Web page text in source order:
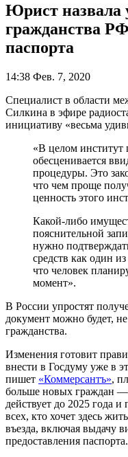
Юрист назвала
гражданства
паспорта
14:38 Фев. 7, 2020
Специалист в области
Силкина в эфире
инициативу «весьма
«В целом институт
обесценивается
процедуры. Это
что чем проще
ценность этого
Какой-либо
пояснительной
нужно
средств как один
что человек
момент».
В России упростят
документ можно будет,
гражданства.
Изменения готовит
внести в Госдуму уже в
пишет «Коммерсантъ»,
больше новых граждан
действует до 2025 года
всех, кто хочет здесь
въезда, включая выдачу
предоставления паспорта.